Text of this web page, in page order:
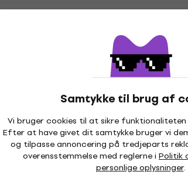
Samtykke til brug af
Vi bruger cookies til at sikre
Efter at have givet dit samtykke bruger vi
og tilpasse annoncering på tredjeparts
overensstemmelse med reglerne i Politik
personlige oplysninger.